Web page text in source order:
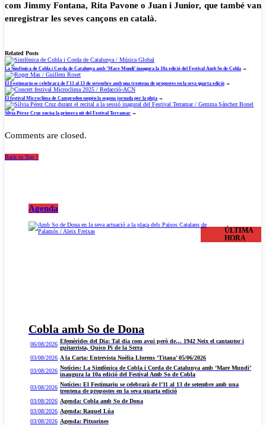
com Jimmy Fontana, Rita Pavone o Juan i Junior, que també van
enregistrar les seves cançons en català.
Related Posts
La Simfònica de Cobla i Corda de Catalunya amb ‘Mare Mundi’ inaugura la 10a edició del Festival Amb So de Cobla →
El Festimariu se celebrarà de l’11 al 13 de setembre amb una trentena de propostes en la seva quarta edició →
El festival Microclima de Camprodon suspèn la segona jornada per la pluja →
Sílvia Pérez Cruz encisa la primera nit del Festival Terramar →
Comments are closed.
Back to Top ↑
Agenda
Cobla amb So de Dona
ÚLTIMA
HORA
06/08/2026 Efemèrides del Dia: Tal dia com avui però de… 1942 Neix el cantautor i
guitarrista, Quico Pi de la Serra
03/08/2026 A la Carta: Entrevista Noèlia Llorens ‘Titana’ 05/06/2026
03/08/2026 Notícies: La Simfònica de Cobla i Corda de Catalunya amb ‘Mare Mundi’
inaugura la 10a edició del Festival Amb So de Cobla
03/08/2026 Notícies: El Festimariu se celebrarà de l’11 al 13 de setembre amb una
trentena de propostes en la seva quarta edició
03/08/2026 Agenda: Cobla amb So de Dona
03/08/2026 Agenda: Raquel Lúa
03/08/2026 Agenda: Pitxorines